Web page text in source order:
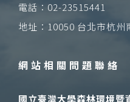
電話：02-23515441
地址：10050 台北市杭州
網站相關問題聯絡
國立臺灣大學森林環境暨